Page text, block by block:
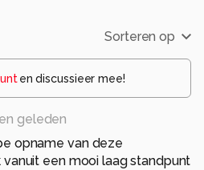
Sorteren op
en discussieer mee!
geleden
opname van deze
een mooi laag standpunt